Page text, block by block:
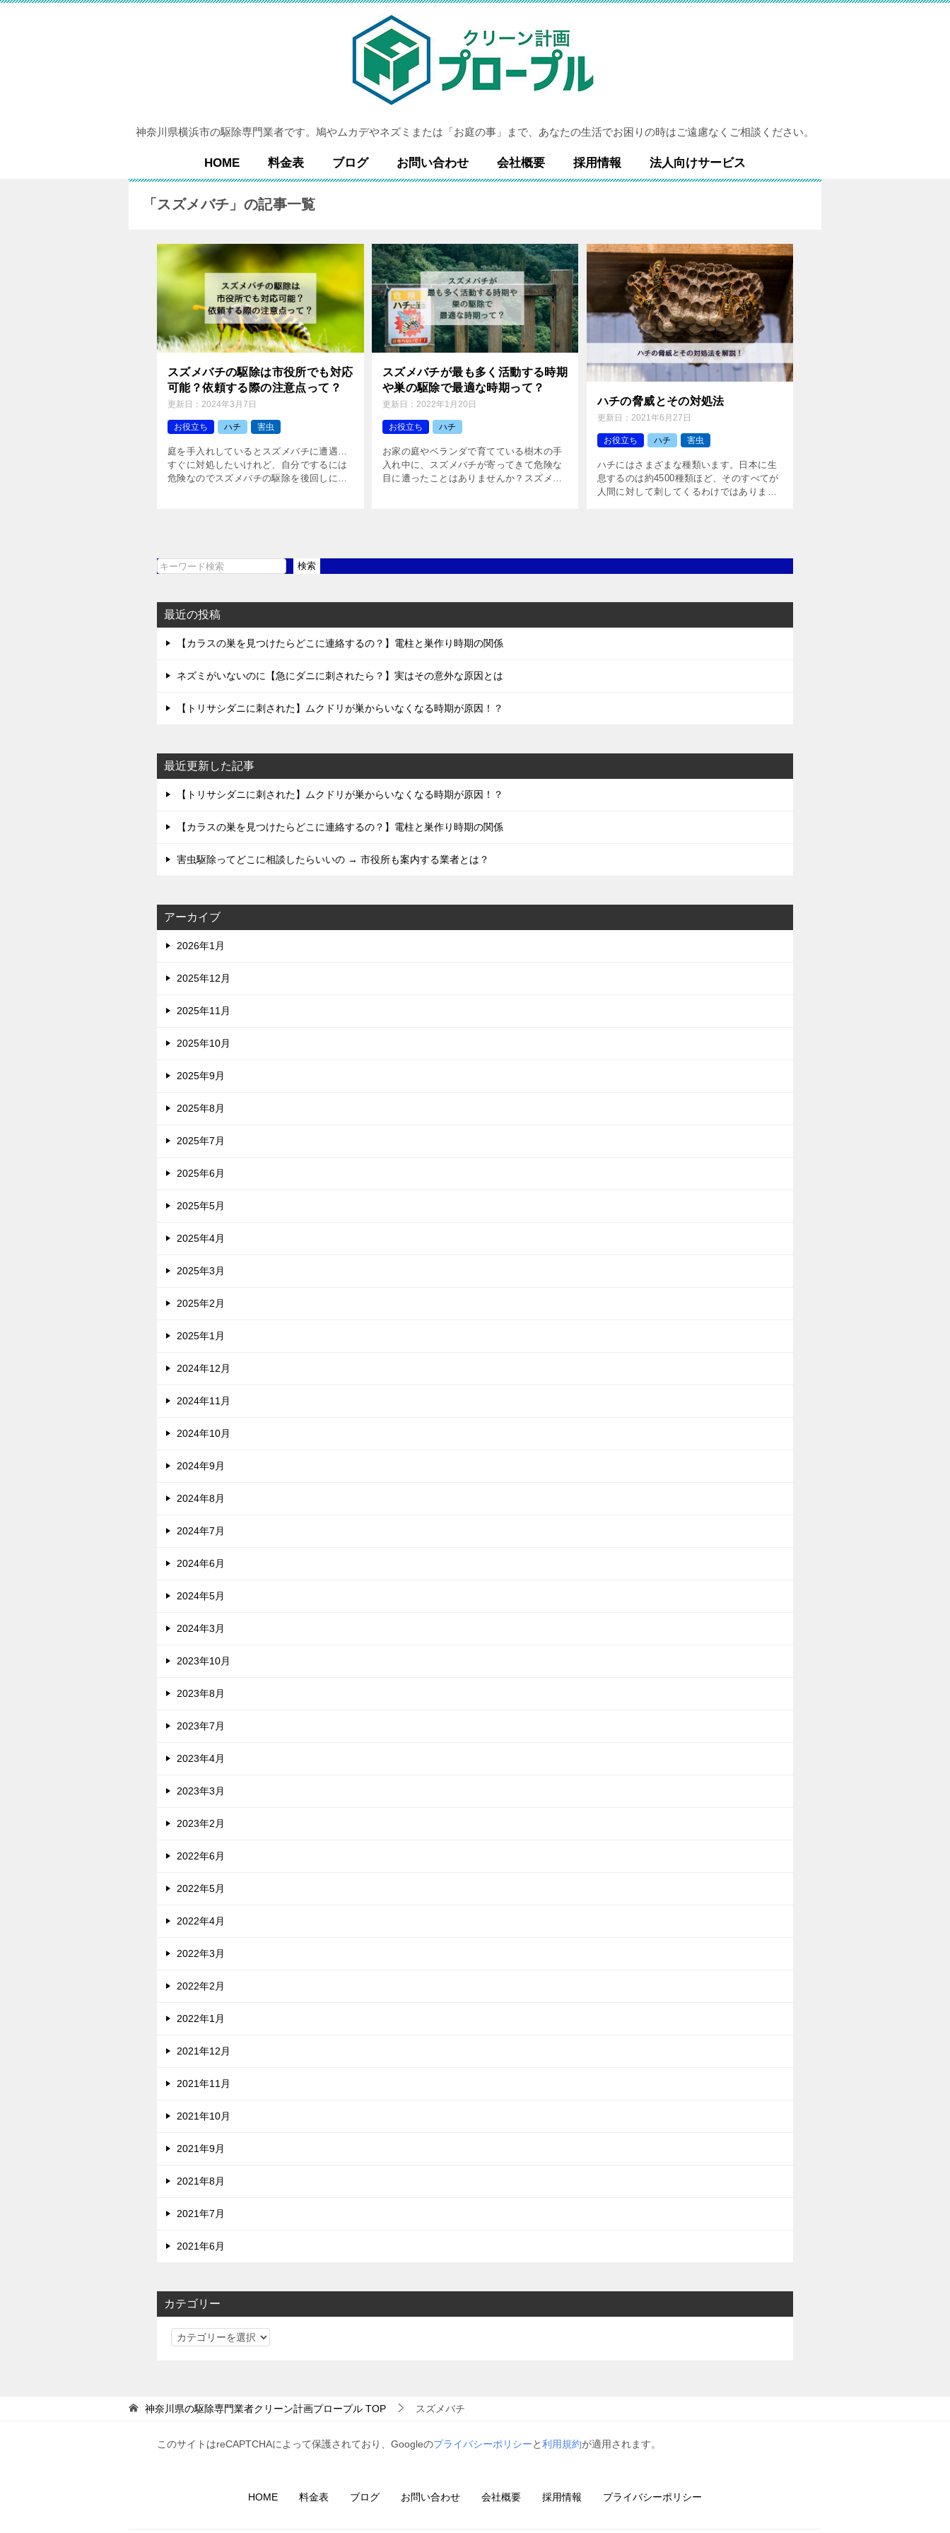
神奈川県横浜市の駆除専門業者です。鳩やムカデやネズミまたは「お庭の事」まで、あなたの生活でお困りの時はご遠慮なくご相談ください。
HOME 料金表 ブログ お問い合わせ 会社概要 採用情報 法人向けサービス
「スズメバチ」の記事一覧
スズメバチの駆除は市役所でも対応
可能？依頼する際の注意点って？
更新日： 2024年3月7日
お役立ち ハチ 害虫
庭を手入れしているとスズメバチに遭遇…
すぐに対処したいけれど、自分でするには
危険なのでスズメバチの駆除を後回しにし
スズメバチが最も多く活動する時期
や巣の駆除で最適な時期って？
更新日： 2022年1月20日
お役立ち ハチ
お家の庭やベランダで育てている樹木の手
入れ中に、スズメバチが寄ってきて危険な
目に遭ったことはありませんか？スズメバ
ハチの脅威とその対処法
更新日： 2021年6月27日
お役立ち ハチ 害虫
ハチにはさまざまな種類います。日本に生
息するのは約4500種類ほど、そのすべてが
人間に対して刺してくるわけではありませ
検
検索
最近の投稿
【カラスの巣を見つけたらどこに連絡するの？】電柱と巣作り時期の関係
ネズミがいないのに【急にダニに刺されたら？】実はその意外な原因とは
【トリサシダニに刺された】ムクドリが巣からいなくなる時期が原因！？
最近更新した記事
【トリサシダニに刺された】ムクドリが巣からいなくなる時期が原因！？
【カラスの巣を見つけたらどこに連絡するの？】電柱と巣作り時期の関係
害虫駆除ってどこに相談したらいいの → 市役所も案内する業者とは？
アーカイブ
2026年1月
2025年12月
2025年11月
2025年10月
2025年9月
2025年8月
2025年7月
2025年6月
2025年5月
2025年4月
2025年3月
2025年2月
2025年1月
2024年12月
2024年11月
2024年10月
2024年9月
2024年8月
2024年7月
2024年6月
2024年5月
2024年3月
2023年10月
2023年8月
2023年7月
2023年4月
2023年3月
2023年2月
2022年6月
2022年5月
2022年4月
2022年3月
2022年2月
2022年1月
2021年12月
2021年11月
2021年10月
2021年9月
2021年8月
2021年7月
2021年6月
カテゴリー
カ
ー
神奈川県の駆除専門業者クリーン計画プロープル TOP スズメバチ
このサイトはreCAPTCHAによって保護されており、Googleのプライバシーポリシーと利用規約が適用されます。
HOME 料金表 ブログ お問い合わせ 会社概要 採用情報 プライバシーポリシー